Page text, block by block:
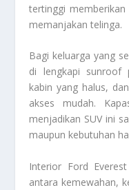
tertinggi memberikan
memanjakan telinga.
Bagi keluarga yang
di lengkapi sunroof
kabin yang halus,
akses mudah.
menjadikan SUV ini
maupun kebutuhan
Interior Ford
antara kemewahan,